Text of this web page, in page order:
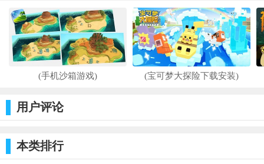
(手机沙箱游戏) (宝可梦大探险下载安装)
用户评论
本类排行